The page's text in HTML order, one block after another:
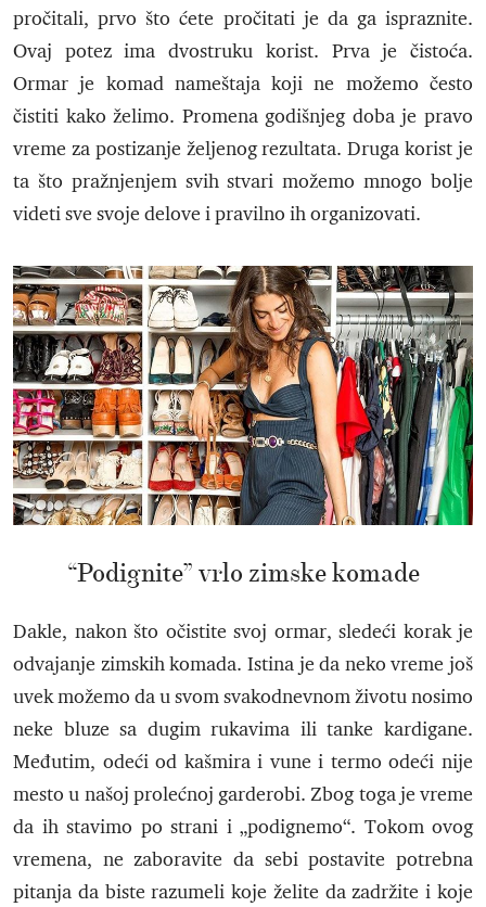
pročitali, prvo što ćete pročitati je da ga ispraznite.
Ovaj potez ima dvostruku korist. Prva je čistoća.
Ormar je komad nameštaja koji ne možemo često
čistiti kako želimo. Promena godišnjeg doba je pravo
vreme za postizanje željenog rezultata. Druga korist je
ta što pražnjenjem svih stvari možemo mnogo bolje
videti sve svoje delove i pravilno ih organizovati.
“Podignite” vrlo zimske komade
Dakle, nakon što očistite svoj ormar, sledeći korak je
odvajanje zimskih komada. Istina je da neko vreme još
uvek možemo da u svom svakodnevnom životu nosimo
neke bluze sa dugim rukavima ili tanke kardigane.
Međutim, odeći od kašmira i vune i termo odeći nije
mesto u našoj prolećnoj garderobi. Zbog toga je vreme
da ih stavimo po strani i „podignemo“. Tokom ovog
vremena, ne zaboravite da sebi postavite potrebna
pitanja da biste razumeli koje želite da zadržite i koje